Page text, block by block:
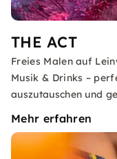
THE ACT
Freies Malen auf
Musik & Drinks –
auszutauschen und
Mehr erfahren